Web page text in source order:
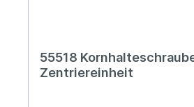
55518
Zentriereinheit